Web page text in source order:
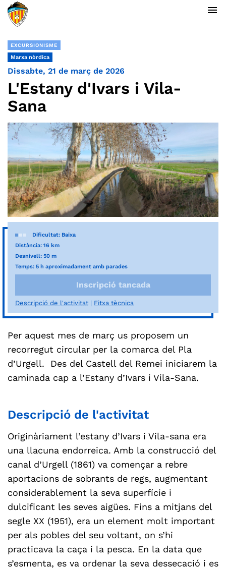
menu
EXCURSIONISME
Marxa nòrdica
Dissabte, 21 de març de 2026
L'Estany d'Ivars i Vila-
Sana
Dificultat: Baixa
Distància: 16 km
Desnivell: 50 m
Temps: 5 h aproximadament amb parades
Inscripció tancada
Descripció de l'activitat Fitxa tècnica
Per aquest mes de març us proposem un
recorregut circular per la comarca del Pla
d’Urgell. Des del Castell del Remei iniciarem la
caminada cap a l’Estany d’Ivars i Vila-Sana.
Descripció de l'activitat
Originàriament l’estany d’Ivars i Vila-sana era
una llacuna endorreica. Amb la construcció del
canal d’Urgell (1861) va començar a rebre
aportacions de sobrants de regs, augmentant
considerablement la seva superfície i
dulcificant les seves aigües. Fins a mitjans del
segle XX (1951), era un element molt important
per als pobles del seu voltant, on s’hi
practicava la caça i la pesca. En la data que
s’esmenta, es va ordenar la seva dessecació i es